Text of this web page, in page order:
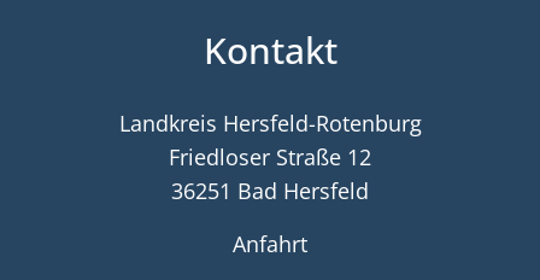
Kontakt
Landkreis Hersfeld-Rotenburg
Friedloser Straße 12
36251 Bad Hersfeld
Anfahrt